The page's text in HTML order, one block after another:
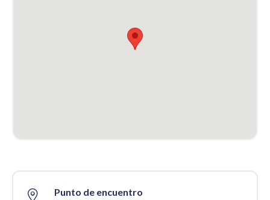
Punto de encuentro